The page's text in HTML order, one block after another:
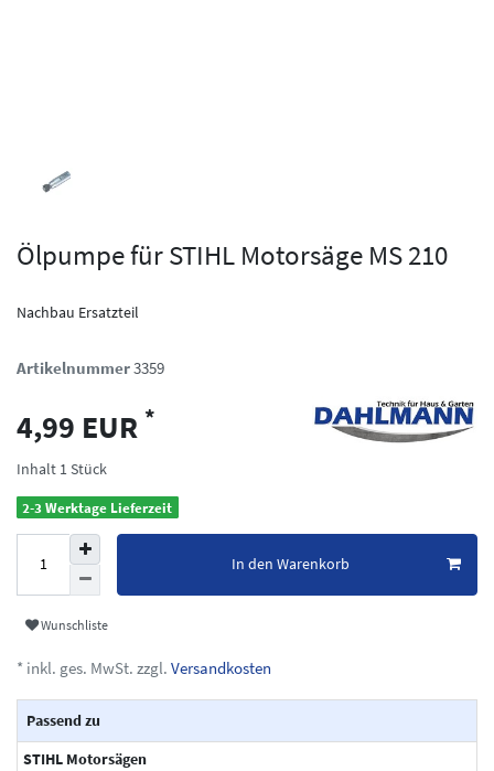
Ölpumpe für STIHL Motorsäge MS 210
Nachbau Ersatzteil
Artikelnummer3359
4,99 EUR *
Inhalt 1 Stück
2-3 Werktage Lieferzeit
In den Warenkorb
Wunschliste
* inkl. ges. MwSt. zzgl. Versandkosten
Passend zu
STIHL Motorsägen